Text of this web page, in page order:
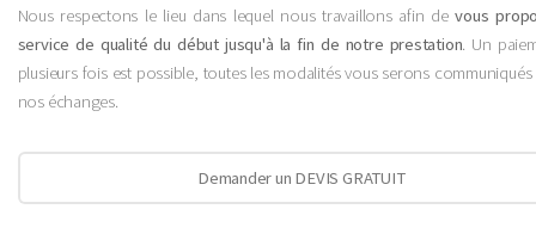
Nous respectons le lieu dans lequel nous travaillons afin devous
service de qualité du début jusqu'à la fin de notre prestation. Un
plusieurs fois est possible, toutes les modalités vous serons
nos échanges.
Demander un DEVIS GRATUIT